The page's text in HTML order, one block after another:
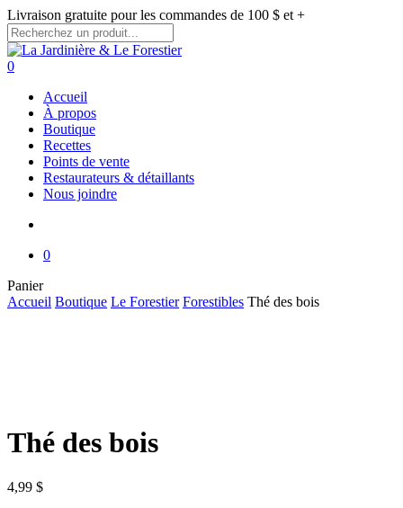
Skip
to
main
content
Livraison gratuite pour les commandes de 100 $ et +
Close
Search
search
0
Accueil
À propos
Boutique
Recettes
Points de vente
Restaurateurs & détaillants
Nous joindre
0
PanierClose
Cart
Accueil Boutique Le Forestier Forestibles Thé des bois
Thé des bois
4,99 $